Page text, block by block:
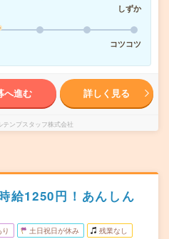
しずか
コツコツ
へ進む 詳しく見る
テンプスタッフ株式会社
給1250円！あんしん
土日祝日が休み 残業なし